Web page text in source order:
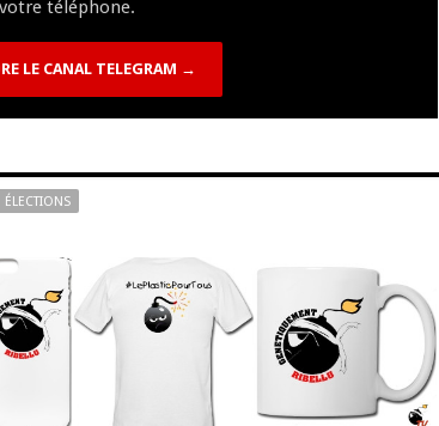
k
votre téléphone.
LE CANAL TELEGRAM →
ÉLECTIONS